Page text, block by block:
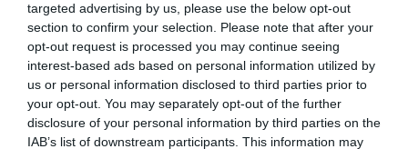
targeted advertising by us, please use the below opt-out
section to confirm your selection. Please note that after your
opt-out request is processed you may continue seeing
interest-based ads based on personal information utilized by
us or personal information disclosed to third parties prior to
your opt-out. You may separately opt-out of the further
disclosure of your personal information by third parties on the
IAB’s list of downstream participants. This information may
Kia Motors
Toate versiunile Kia PV5 sunt alimentate cu o
baterie NCM de 51,5 kWh sau 71,2 kWh. Aceasta
antrenează un motor situat frontal de 160 CP (120
kW) care produce un cuplu de 250 Nm.Modelul